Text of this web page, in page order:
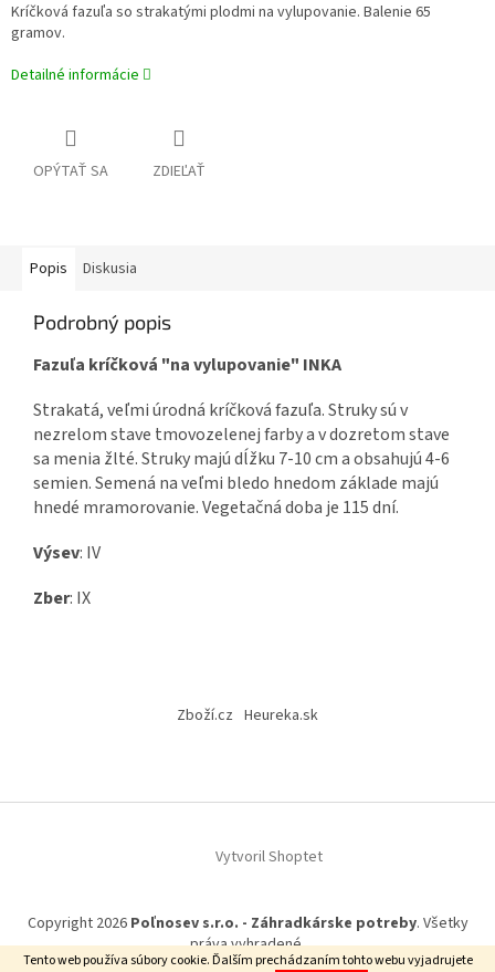
Tento web používa súbory cookie. Ďalším prechádzaním tohto webu vyjadrujete
Kríčková fazuľa so strakatými plodmi na vylupovanie. Balenie 65
gramov.
Detailné informácie
OPÝTAŤ SA ZDIEĽAŤ
Popis Diskusia
Podrobný popis
Fazuľa kríčková "na vylupovanie" INKA
Strakatá, veľmi úrodná kríčková fazuľa. Struky sú v
nezrelom stave tmovozelenej farby a v dozretom stave
sa menia žlté. Struky majú dĺžku 7-10 cm a obsahujú 4-6
semien. Semená na veľmi bledo hnedom základe majú
hnedé mramorovanie. Vegetačná doba je 115 dní.
Výsev: IV
Zber: IX
i
Zboží.cz Heureka.sk
Vytvoril Shoptet
Copyright 2026 Poľnosev s.r.o. - Záhradkárske potreby. Všetky
práva vyhradené.